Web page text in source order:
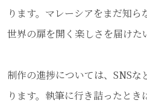
ります。マレーシアをまだ知
世界の扉を開く楽しさを届けた
制作の進捗については、SNS
ります。執筆に行き詰ったと